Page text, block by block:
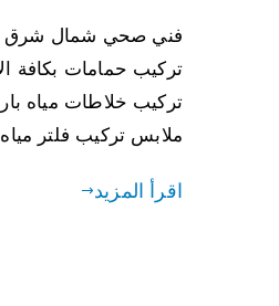
فني صحي شمال شرق
تركيب حمامات بكافة
تركيب خلاطات مياه
ملابس تركيب فلتر
اقرأ المزيد